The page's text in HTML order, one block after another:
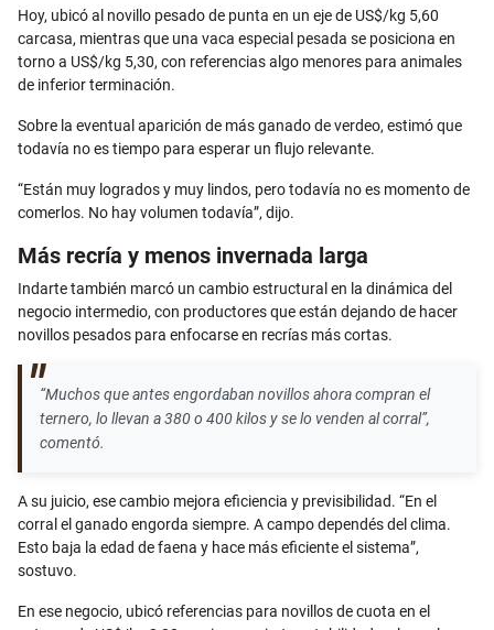
Hoy, ubicó al novillo pesado de punta en un eje de US$/kg 5,60
carcasa, mientras que una vaca especial pesada se posiciona en
torno a US$/kg 5,30, con referencias algo menores para animales
de inferior terminación.
Sobre la eventual aparición de más ganado de verdeo, estimó que
todavía no es tiempo para esperar un flujo relevante.
“Están muy logrados y muy lindos, pero todavía no es momento de
comerlos. No hay volumen todavía”, dijo.
Más recría y menos invernada larga
Indarte también marcó un cambio estructural en la dinámica del
negocio intermedio, con productores que están dejando de hacer
novillos pesados para enfocarse en recrías más cortas.
“Muchos que antes engordaban novillos ahora compran el
ternero, lo llevan a 380 o 400 kilos y se lo venden al corral”,
comentó.
A su juicio, ese cambio mejora eficiencia y previsibilidad. “En el
corral el ganado engorda siempre. A campo dependés del clima.
Esto baja la edad de faena y hace más eficiente el sistema”,
sostuvo.
En ese negocio, ubicó referencias para novillos de cuota en el